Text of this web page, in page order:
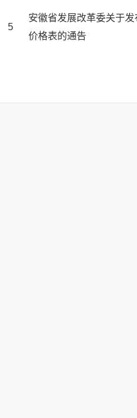
5
安徽省发展改革委关于
价格表的通告